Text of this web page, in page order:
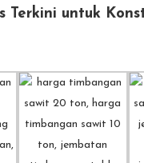
Terkini untuk